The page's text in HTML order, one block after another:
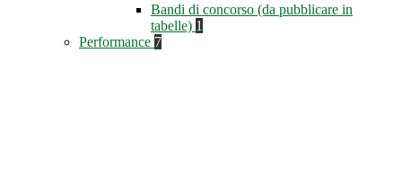
Bandi di concorso (da pubblicare in
tabelle) 1
Performance 7